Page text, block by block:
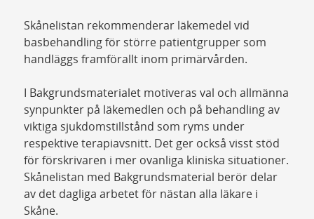
Skånelistan rekommenderar läkemedel vid
basbehandling för större patientgrupper som
handläggs framförallt inom primärvården.
I Bakgrundsmaterialet motiveras val och allmänna
synpunkter på läkemedlen och på behandling av
viktiga sjukdomstillstånd som ryms under
respektive terapiavsnitt. Det ger också visst stöd
för förskrivaren i mer ovanliga kliniska situationer.
Skånelistan med Bakgrundsmaterial berör delar
av det dagliga arbetet för nästan alla läkare i
Skåne.